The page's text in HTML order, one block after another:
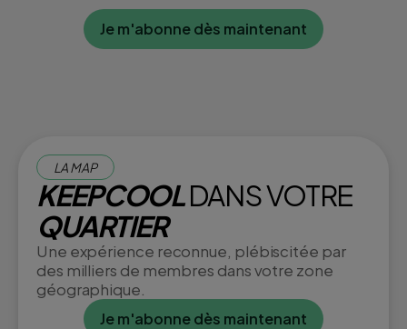
Je m'abonne dès maintenant
LA MAP
KEEPCOOLDANS VOTRE
QUARTIER
Une expérience reconnue, plébiscitée par
des milliers de membres dans votre zone
géographique.
Je m'abonne dès maintenant